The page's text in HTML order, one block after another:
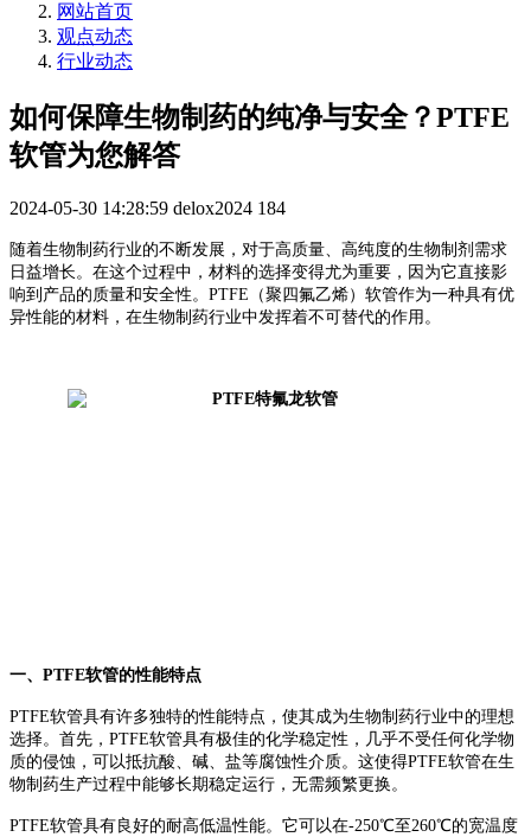
网站首页
观点动态
行业动态
如何保障生物制药的纯净与安全？PTFE
软管为您解答
2024-05-30 14:28:59 delox2024 184
随着生物制药行业的不断发展，对于高质量、高纯度的生物制剂需求
日益增长。在这个过程中，材料的选择变得尤为重要，因为它直接影
响到产品的质量和安全性。PTFE（聚四氟乙烯）软管作为一种具有优
异性能的材料，在生物制药行业中发挥着不可替代的作用。
一、PTFE软管的性能特点
PTFE软管具有许多独特的性能特点，使其成为生物制药行业中的理想
选择。首先，PTFE软管具有极佳的化学稳定性，几乎不受任何化学物
质的侵蚀，可以抵抗酸、碱、盐等腐蚀性介质。这使得PTFE软管在生
物制药生产过程中能够长期稳定运行，无需频繁更换。
PTFE软管具有良好的耐高低温性能。它可以在-250℃至260℃的宽温度